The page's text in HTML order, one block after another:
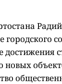
городского
достижения
новых